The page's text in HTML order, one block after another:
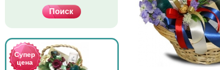
Супер
цена